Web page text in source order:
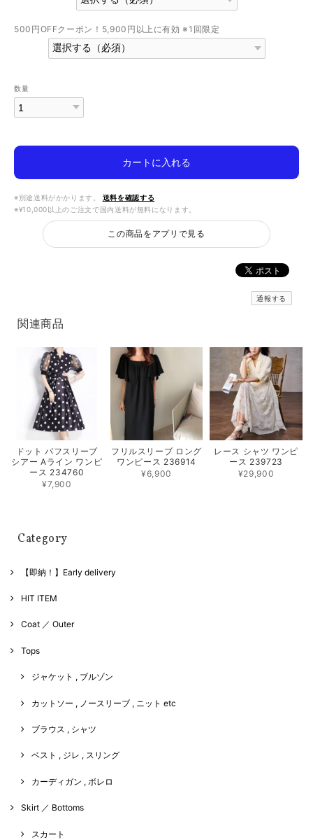
500円OFFクーポン！5,900円以上に有効 ※1回限定
数量
カートに入れる
※別途送料がかかります。
送料を確認する
※¥10,000以上のご注文で国内送料が無料になります。
この商品をアプリで見る
通報する
関連商品
ドット パフスリーブ
シアー Aライン ワンピ
ース 234760
¥7,900
フリルスリーブ ロング
ワンピース 236914
¥6,900
レース シャツ ワンピ
ース 239723
¥29,900
Category
【即納！】Early delivery
HIT ITEM
Coat ／ Outer
Tops
ジャケット , ブルゾン
カットソー , ノースリーブ , ニット etc
ブラウス , シャツ
ベスト , ジレ , スリング
カーディガン , ボレロ
Skirt ／ Bottoms
スカート